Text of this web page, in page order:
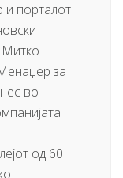
и порталот
Митко
за
во
од 60